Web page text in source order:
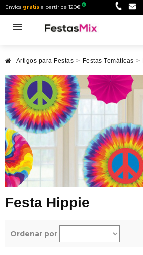
Envios grátis a partir de 120€
Artigos para Festas > Festas Temáticas >
Festa Hippie
Ordenar por